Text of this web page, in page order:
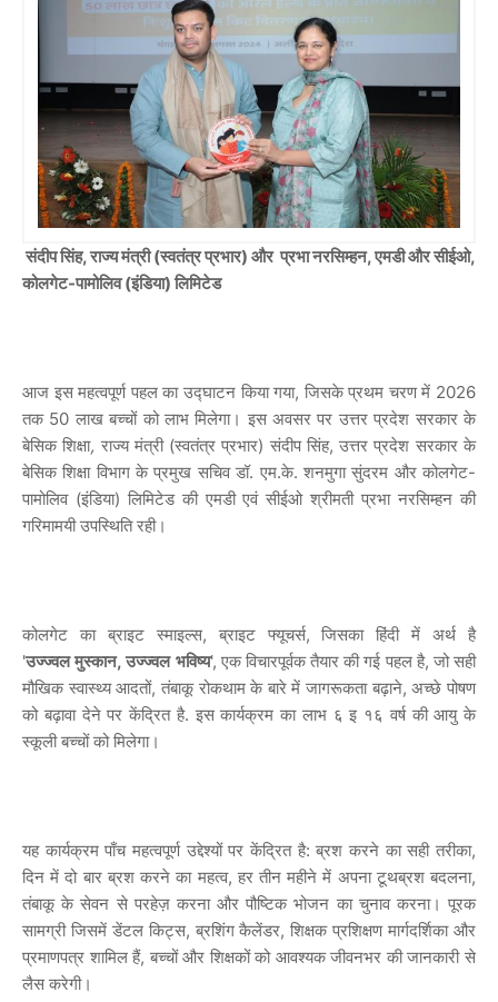
संदीप सिंह, राज्य मंत्री (स्वतंत्र प्रभार) और प्रभा नरसिम्हन, एमडी और सीईओ,
कोलगेट-पामोलिव (इंडिया) लिमिटेड
आज इस महत्वपूर्ण पहल का उद्घाटन किया गया, जिसके प्रथम चरण में 2026
तक 50 लाख बच्चों को लाभ मिलेगा। इस अवसर पर उत्तर प्रदेश सरकार के
बेसिक शिक्षा, राज्य मंत्री (स्वतंत्र प्रभार) संदीप सिंह, उत्तर प्रदेश सरकार के
बेसिक शिक्षा विभाग के प्रमुख सचिव डॉ. एम.के. शनमुगा सुंदरम और कोलगेट-
पामोलिव (इंडिया) लिमिटेड की एमडी एवं सीईओ श्रीमती प्रभा नरसिम्हन की
गरिमामयी उपस्थिति रही।
कोलगेट का ब्राइट स्माइल्स, ब्राइट फ्यूचर्स, जिसका हिंदी में अर्थ है
'उज्ज्वल मुस्कान,उज्ज्वल भविष्य', एक विचारपूर्वक तैयार की गई पहल है, जो सही
मौखिक स्वास्थ्य आदतों, तंबाकू रोकथाम के बारे में जागरूकता बढ़ाने, अच्छे पोषण
को बढ़ावा देने पर केंद्रित है. इस कार्यक्रम का लाभ ६ इ १६ वर्ष की आयु के
स्कूली बच्चों को मिलेगा।
यह कार्यक्रम पाँच महत्वपूर्ण उद्देश्यों पर केंद्रित है: ब्रश करने का सही तरीका,
दिन में दो बार ब्रश करने का महत्व, हर तीन महीने में अपना टूथब्रश बदलना,
तंबाकू के सेवन से परहेज़ करना और पौष्टिक भोजन का चुनाव करना। पूरक
सामग्री जिसमें डेंटल किट्स, ब्रशिंग कैलेंडर, शिक्षक प्रशिक्षण मार्गदर्शिका और
प्रमाणपत्र शामिल हैं, बच्चों और शिक्षकों को आवश्यक जीवनभर की जानकारी से
लैस करेगी।